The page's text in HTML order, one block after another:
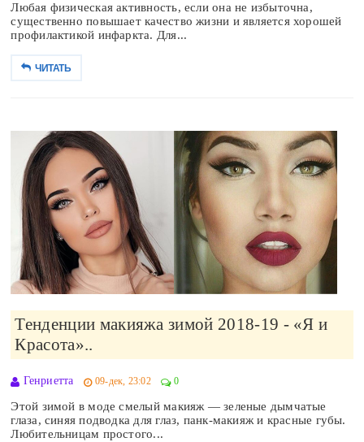
Любая физическая активность, если она не избыточна,
существенно повышает качество жизни и является хорошей
профилактикой инфаркта. Для...
ЧИТАТЬ
Тенденции макияжа зимой 2018-19 - «Я и
Красота»..
Генриетта 09-дек, 23:02 0
Этой зимой в моде смелый макияж — зеленые дымчатые
глаза, синяя подводка для глаз, панк-макияж и красные губы.
Любительницам простого...